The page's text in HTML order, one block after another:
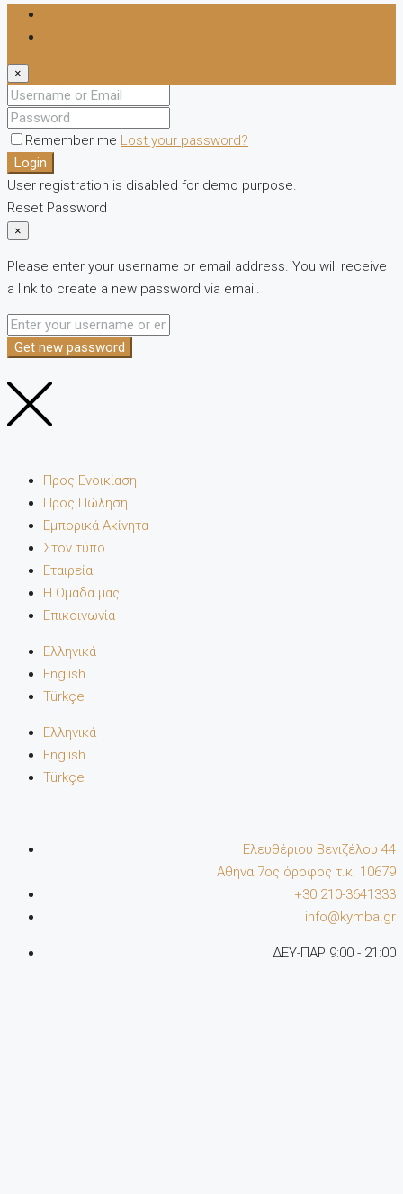
×
Remember me Lost your password?
Login
User registration is disabled for demo purpose.
Reset Password
×
Please enter your username or email address. You will receive
a link to create a new password via email.
Get new password
Προς Ενοικίαση
Προς Πώληση
Εμπορικά Ακίνητα
Στον τύπο
Εταιρεία
Η Ομάδα μας
Επικοινωνία
Ελληνικά
English
Türkçe
Ελληνικά
English
Türkçe
Ελευθέριου Βενιζέλου 44
Αθήνα 7oς όροφος τ.κ. 10679
+30 210-3641333
info@kymba.gr
ΔΕΥ-ΠΑΡ 9:00 - 21:00